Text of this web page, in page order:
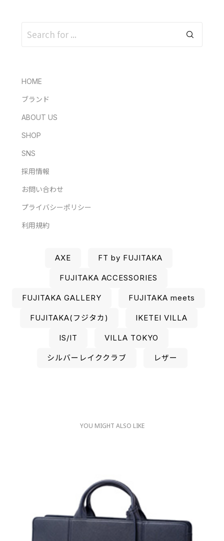
HOME
ブランド
ABOUT US
SHOP
SNS
採用情報
お問い合わせ
プライバシーポリシー
利用規約
AXE FT by FUJITAKA
FUJITAKA ACCESSORIES
FUJITAKA GALLERY FUJITAKA meets
FUJITAKA(フジタカ) IKETEI VILLA
IS/IT VILLA TOKYO
シルバーレイククラブ レザー
YOU MIGHT ALSO LIKE